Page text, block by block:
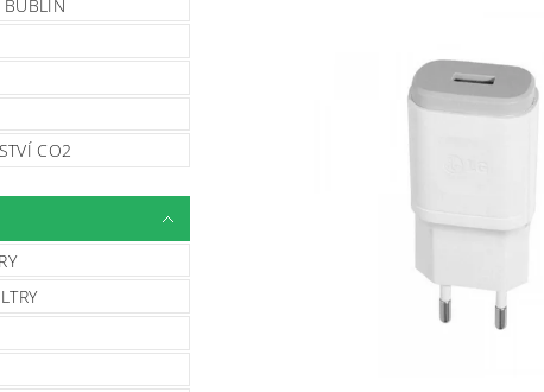
BUBLIN
CO2